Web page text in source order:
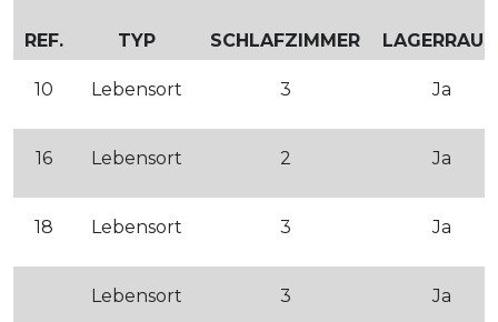
REF. TYP SCHLAFZIMMER
10 Lebensort 3 Ja
16 Lebensort 2 Ja
18 Lebensort 3 Ja
Lebensort 3 Ja